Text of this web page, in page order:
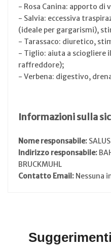
- Rosa Canina: apporto di
- Salvia: eccessiva
(ideale per gargarismi),
- Tarassaco: diuretico,
- Tiglio: aiuta a sciogliere
raffreddore);
- Verbena: digestivo,
Informazioni sulla
Nome responsabile:
Indirizzo responsabile:
BRUCKMUHL
Contatto Email: Nessuna